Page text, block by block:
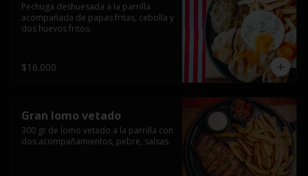
Pechuga deshuesada a la parrilla
acompañada de papas fritas, cebolla y
dos huevos fritos.
$16.000
Gran lomo vetado
300 gr de lomo vetado a la parrilla con
dos acompañamientos, pebre, salsas.